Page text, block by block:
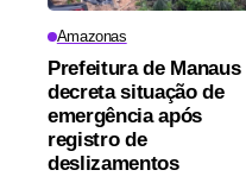
Amazonas
Prefeitura de Manaus
decreta situação de
emergência após
registro de
deslizamentos